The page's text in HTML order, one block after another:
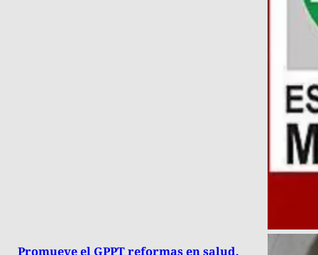
Promueve el GPPT reformas en salud,